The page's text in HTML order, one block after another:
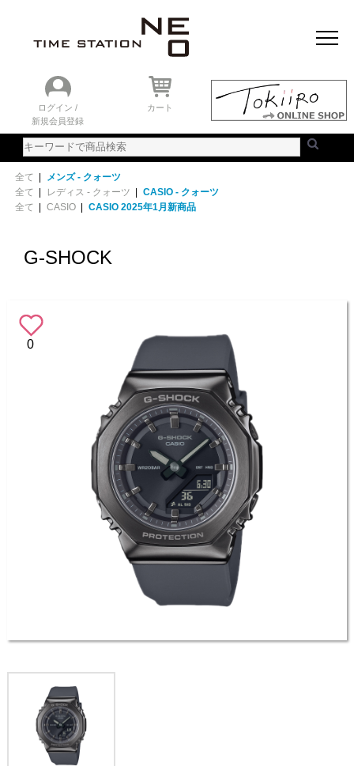
ログイン /
新規会員登録
カート
全て |
メンズ - クォーツ
全て | レディス - クォーツ | CASIO - クォーツ
全て | CASIO | CASIO 2025年1月新商品
G-SHOCK
0
おすすめアイテム
ニュース＆トピック
時計を探す
ランキング
ご利用ガイド